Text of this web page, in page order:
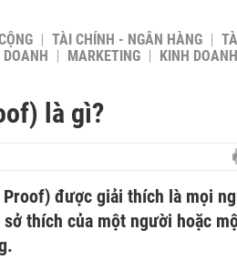
TÀI CHÍNH - NGÂN HÀNG
MARKETING KINH
là gì?
được giải thích là mọi
thích của một người hoặc